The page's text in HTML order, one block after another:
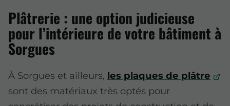
Plâtrerie : une option judicieuse
pour l’intérieure de votre bâtiment à
Sorgues
À Sorgues et ailleurs, les plaques de plâtre
sont des matériaux très optés pour